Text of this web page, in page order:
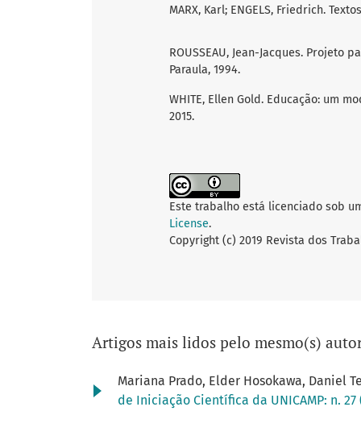
MARX, Karl; ENGELS, Friedrich.
ROUSSEAU, Jean-Jacques. Projeto
Paraula, 1994.
WHITE, Ellen Gold. Educação: um
2015.
Este trabalho está licenciado sob
License.
Copyright (c) 2019 Revista dos
Artigos mais lidos pelo mesmo(s)
Mariana Prado, Elder Hosokawa, Daniel
de Iniciação Científica da UNICAMP: n.